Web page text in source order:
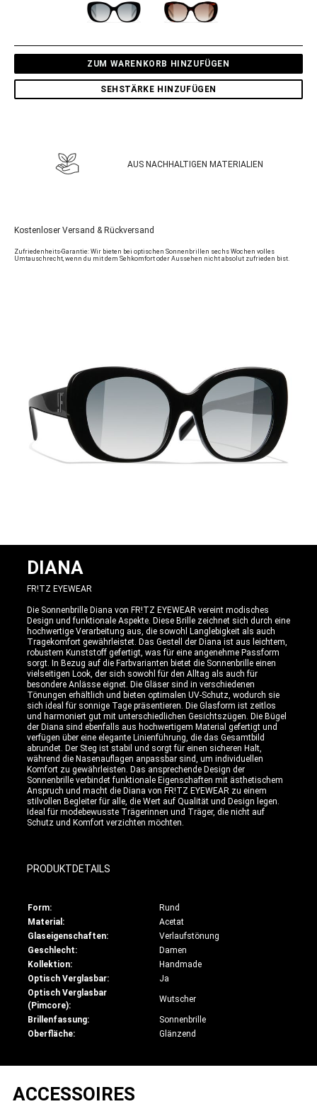
ZUM WARENKORB HINZUFÜGEN
SEHSTÄRKE HINZUFÜGEN
AUS NACHHALTIGEN MATERIALIEN
Kostenloser Versand & Rückversand
Zufriedenheits-Garantie: Wir bieten bei optischen Sonnenbrillen sechs Wochen volles
Umtauschrecht, wenn du mit dem Sehkomfort oder Aussehen nicht absolut zufrieden bist.
DIANA
FR!TZ EYEWEAR
Die Sonnenbrille Diana von FR!TZ EYEWEAR vereint modisches
Design und funktionale Aspekte. Diese Brille zeichnet sich durch eine
hochwertige Verarbeitung aus, die sowohl Langlebigkeit als auch
Tragekomfort gewährleistet. Das Gestell der Diana ist aus leichtem,
robustem Kunststoff gefertigt, was für eine angenehme Passform
sorgt. In Bezug auf die Farbvarianten bietet die Sonnenbrille einen
vielseitigen Look, der sich sowohl für den Alltag als auch für
besondere Anlässe eignet. Die Gläser sind in verschiedenen
Tönungen erhältlich und bieten optimalen UV-Schutz, wodurch sie
sich ideal für sonnige Tage präsentieren. Die Glasform ist zeitlos
und harmoniert gut mit unterschiedlichen Gesichtszügen. Die Bügel
der Diana sind ebenfalls aus hochwertigem Material gefertigt und
verfügen über eine elegante Linienführung, die das Gesamtbild
abrundet. Der Steg ist stabil und sorgt für einen sicheren Halt,
während die Nasenauflagen anpassbar sind, um individuellen
Komfort zu gewährleisten. Das ansprechende Design der
Sonnenbrille verbindet funktionale Eigenschaften mit ästhetischem
Anspruch und macht die Diana von FR!TZ EYEWEAR zu einem
stilvollen Begleiter für alle, die Wert auf Qualität und Design legen.
Ideal für modebewusste Trägerinnen und Träger, die nicht auf
Schutz und Komfort verzichten möchten.
PRODUKTDETAILS
Form:
Rund
Material:
Acetat
Glaseigenschaften:
Verlaufstönung
Geschlecht:
Damen
Kollektion:
Handmade
Optisch Verglasbar:
Ja
Optisch Verglasbar
(Pimcore):
Wutscher
Brillenfassung:
Sonnenbrille
Oberfläche:
Glänzend
ACCESSOIRES